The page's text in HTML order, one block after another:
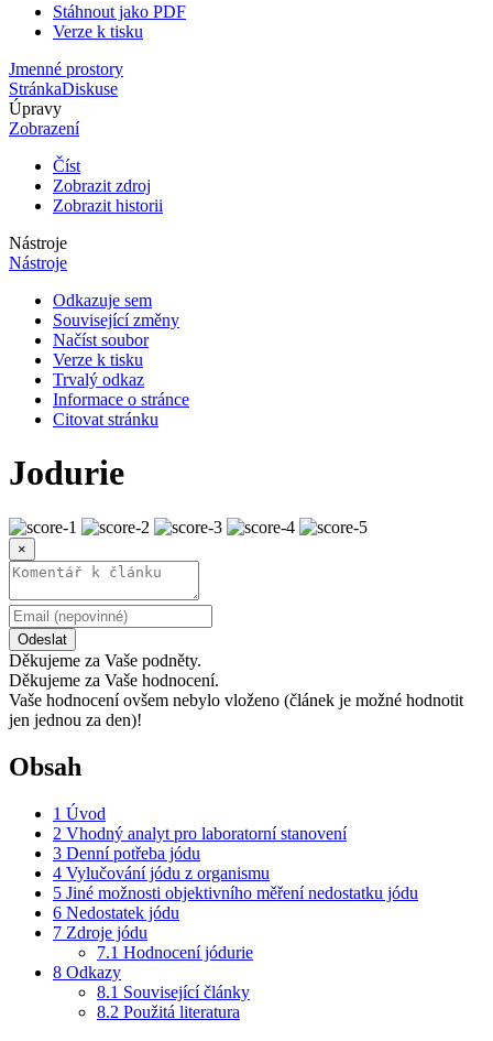
Stáhnout jako PDF
Verze k tisku
Jmenné prostory
StránkaDiskuse
Úpravy
Zobrazení
Číst
Zobrazit zdroj
Zobrazit historii
Nástroje
Nástroje
Odkazuje sem
Související změny
Načíst soubor
Verze k tisku
Trvalý odkaz
Informace o stránce
Citovat stránku
Jodurie
×
Odeslat
Děkujeme za Vaše podněty.
Děkujeme za Vaše hodnocení.
Vaše hodnocení ovšem nebylo vloženo (článek je možné hodnotit
jen jednou za den)!
Obsah
1 Úvod
2 Vhodný analyt pro laboratorní stanovení
3 Denní potřeba jódu
4 Vylučování jódu z organismu
5 Jiné možnosti objektivního měření nedostatku jódu
6 Nedostatek jódu
7 Zdroje jódu
7.1 Hodnocení jódurie
8 Odkazy
8.1 Související články
8.2 Použitá literatura